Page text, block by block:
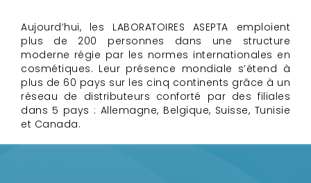
Aujourd’hui, les LABORATOIRES ASEPTA emploient
plus de 200 personnes dans une structure
moderne régie par les normes internationales en
cosmétiques. Leur présence mondiale s’étend à
plus de 60 pays sur les cinq continents grâce à un
réseau de distributeurs conforté par des filiales
dans 5 pays : Allemagne, Belgique, Suisse, Tunisie
et Canada.